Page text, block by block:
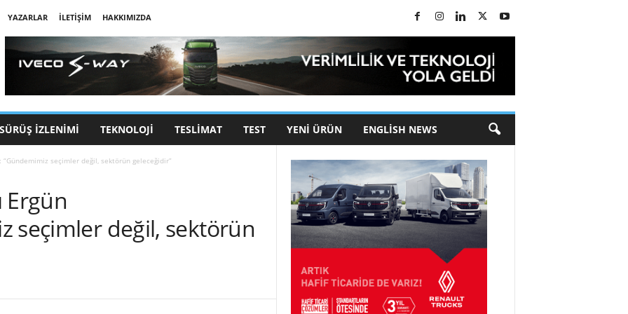
YAZARLAR İLETIŞIM
HAKKIMIZDA
SÜRÜŞ İZLENIMI TEKNOLOJI TESLIMAT TEST YENI ÜRÜN ENGLISH NEWS
“Gündemimiz seçimler değil, sektörün geleceğidir”
Ergün
seçimler değil, sektörün